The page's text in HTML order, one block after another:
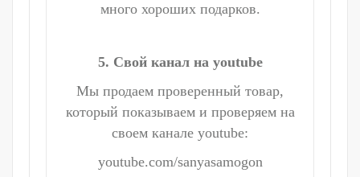
много хороших подарков.
5. Свой канал на youtube
Мы продаем проверенный товар,
который показываем и проверяем на
своем канале youtube:
youtube.com/sanyasamogon